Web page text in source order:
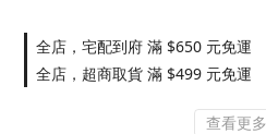
全店，宅配到府 滿 $650 元免運
全店，超商取貨 滿 $499 元免運
查看更多